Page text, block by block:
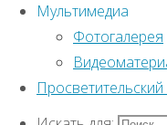
Мультимедиа
Фотогалерея
Просветительский